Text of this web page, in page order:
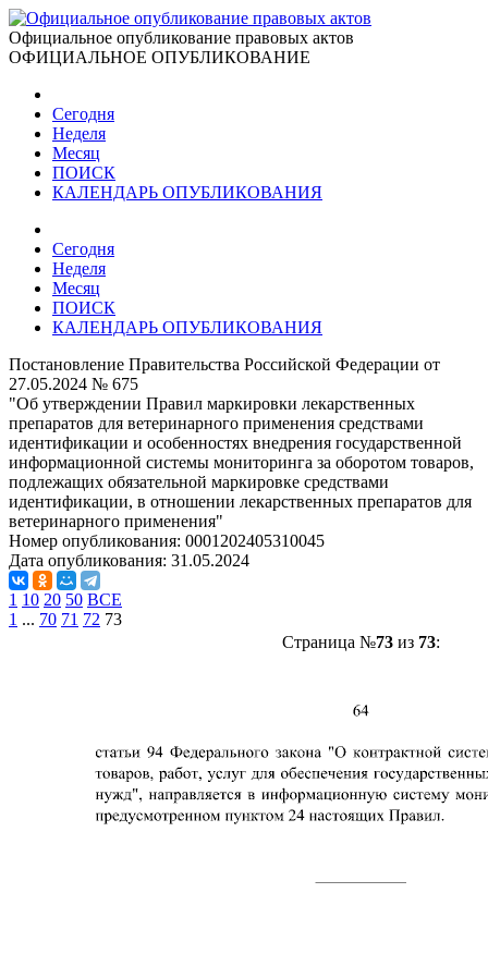
Официальное опубликование правовых актов
ОФИЦИАЛЬНОЕ ОПУБЛИКОВАНИЕ
Сегодня
Неделя
Месяц
ПОИСК
КАЛЕНДАРЬ ОПУБЛИКОВАНИЯ
Сегодня
Неделя
Месяц
ПОИСК
КАЛЕНДАРЬ ОПУБЛИКОВАНИЯ
Постановление Правительства Российской Федерации от
27.05.2024 № 675
"Об утверждении Правил маркировки лекарственных
препаратов для ветеринарного применения средствами
идентификации и особенностях внедрения государственной
информационной системы мониторинга за оборотом товаров,
подлежащих обязательной маркировке средствами
идентификации, в отношении лекарственных препаратов для
ветеринарного применения"
Номер опубликования: 0001202405310045
Дата опубликования: 31.05.2024
1 10 20 50 ВСЕ
1 ... 70 71 72 73
Страница №73из 73: